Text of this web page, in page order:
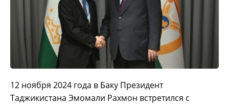
12 ноября 2024 года в Баку Президент
Таджикистана Эмомали Рахмон встретился с